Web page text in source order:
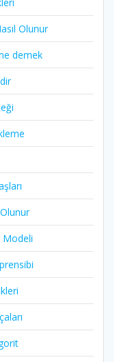
Olunur
demek
Modeli